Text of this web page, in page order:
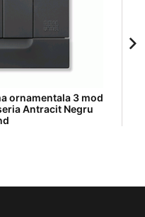
ornamentala 3 mod
Antracit Negru